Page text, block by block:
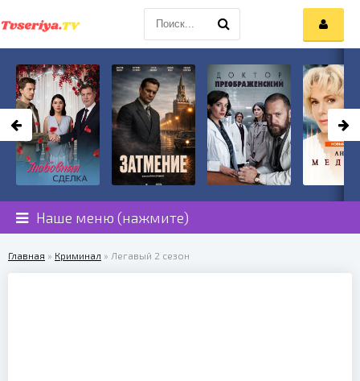
Наше меню (нажмите)
Главная » Криминал » Легавый 2 сезон